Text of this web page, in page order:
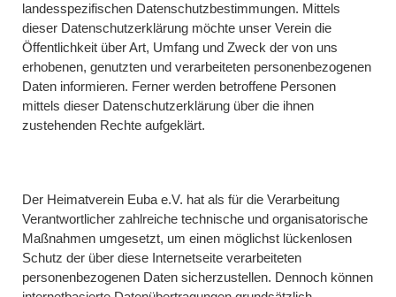
landesspezifischen Datenschutzbestimmungen. Mittels
dieser Datenschutzerklärung möchte unser Verein die
Öffentlichkeit über Art, Umfang und Zweck der von uns
erhobenen, genutzten und verarbeiteten personenbezogenen
Daten informieren. Ferner werden betroffene Personen
mittels dieser Datenschutzerklärung über die ihnen
zustehenden Rechte aufgeklärt.
Der Heimatverein Euba e.V. hat als für die Verarbeitung
Verantwortlicher zahlreiche technische und organisatorische
Maßnahmen umgesetzt, um einen möglichst lückenlosen
Schutz der über diese Internetseite verarbeiteten
personenbezogenen Daten sicherzustellen. Dennoch können